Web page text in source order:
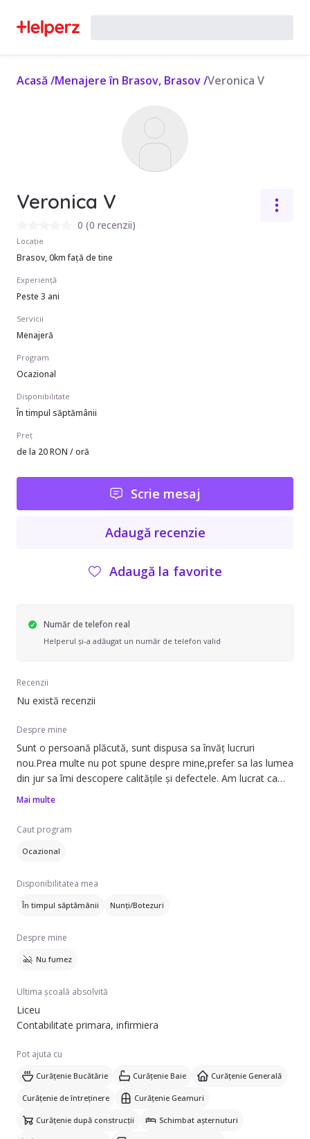
Acasă /Menajere în Brasov, Brasov/Veronica V
Veronica V
0 (0 recenzii)
Locație
Brasov, 0km față de tine
Experiență
Peste 3 ani
Servicii
Menajeră
Program
Ocazional
Disponibilitate
În timpul săptămânii
Preț
de la 20 RON / oră
Scrie mesaj
Adaugă recenzie
Adaugă la favorite
Număr de telefon real
Helperul și-a adăugat un număr de telefon valid
Recenzii
Nu există recenzii
Despre mine
Sunt o persoană plăcută, sunt dispusa sa învăț lucruri
nou.Prea multe nu pot spune despre mine,prefer sa las lumea
din jur sa îmi descopere calitățile și defectele. Am lucrat ca
oficiant la Poștă și ca menajera.Imi place sa petrec timpul
Mai multe
Caut program
Ocazional
Disponibilitatea mea
În timpul săptămânii Nunți/Botezuri
Despre mine
Nu fumez
Ultima școală absolvită
Liceu
Contabilitate primara, infirmiera
Pot ajuta cu
Curățenie Bucătărie Curățenie Baie Curățenie Generală
Curățenie de întreținere Curățenie Geamuri
Curățenie după construcții Schimbat așternuturi